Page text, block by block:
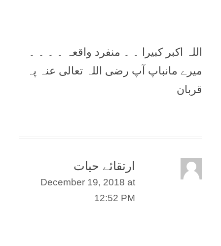
اللہ اکبر کبیرا ۔ ۔ منفرد واقعہ ۔ ۔ ۔ ۔
میرے مانباپ آپ رضی اللہ تعالی عنہ پہ
قربان
ارتقائے حیات
December 19, 2018 at
12:52 PM